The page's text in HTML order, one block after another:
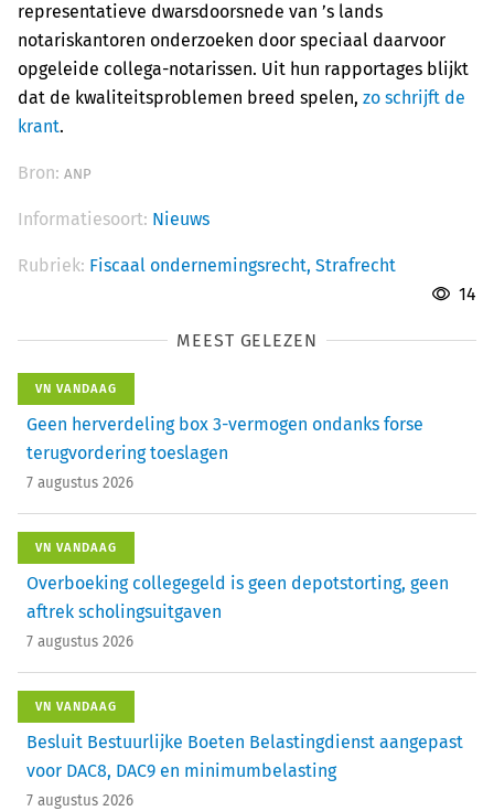
representatieve dwarsdoorsnede van ’s lands
notariskantoren onderzoeken door speciaal daarvoor
opgeleide collega-notarissen. Uit hun rapportages blijkt
dat de kwaliteitsproblemen breed spelen, zo schrijft de
krant.
Bron: ANP
Informatiesoort: Nieuws
Rubriek: Fiscaal ondernemingsrecht, Strafrecht
14
MEEST GELEZEN
VN VANDAAG
Geen herverdeling box 3-vermogen ondanks forse
terugvordering toeslagen
7 augustus 2026
VN VANDAAG
Overboeking collegegeld is geen depotstorting, geen
aftrek scholingsuitgaven
7 augustus 2026
VN VANDAAG
Besluit Bestuurlijke Boeten Belastingdienst aangepast
voor DAC8, DAC9 en minimumbelasting
7 augustus 2026